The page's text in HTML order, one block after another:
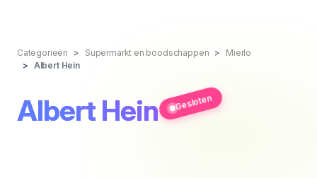
Categorieën Supermarkt en boodschappen
Mierlo
Albert Hein
Albert Hein Gesloten